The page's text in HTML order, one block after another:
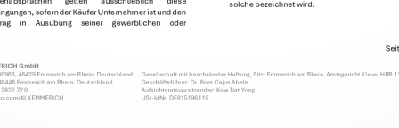
GmbH
46429 Emmerich am Rhein, Deutschland
Gesellschaft mit beschränkter Haftung, Sitz: Emmerich am Rhein, Amtsgericht Kleve, HRB
Emmerich am Rhein, Deutschland
Geschäftsführer: Dr. Bors Cajus Abele
2822 72 0
Aufsichtsratsvorsitzender: Kow Tiat Yong
KLKEMMERICH
USt-IdNr. DE815196119
sofern der Käufer Unternehmer ist und den
in Ausübung seiner gewerblichen oder
solche bezeichnet wird.